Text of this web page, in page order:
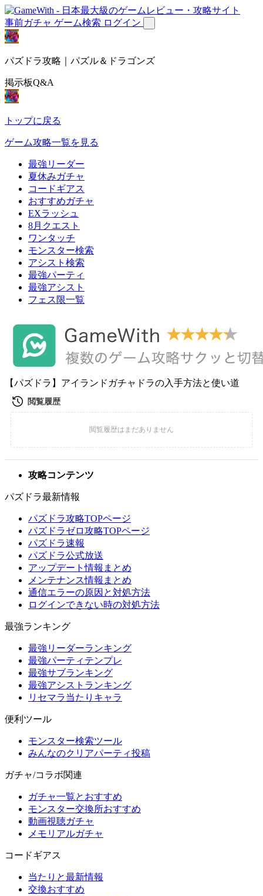
事前ガチャ ゲーム検索 ログイン
パズドラ攻略｜パズル＆ドラゴンズ
掲示板Q&A
トップに戻る
ゲーム攻略一覧を見る
最強リーダー
夏休みガチャ
コードギアス
おすすめガチャ
EXラッシュ
8月クエスト
ワンタッチ
モンスター検索
アシスト検索
最強パーティ
最強アシスト
フェス限一覧
【パズドラ】アイランドガチャドラの入手方法と使い道
攻略コンテンツ
パズドラ最新情報
パズドラ攻略TOPページ
パズドラゼロ攻略TOPページ
パズドラ速報
パズドラ公式放送
アップデート情報まとめ
メンテナンス情報まとめ
通信エラーの原因と対処方法
ログインできない時の対処方法
最強ランキング
最強リーダーランキング
最強パーティテンプレ
最強サブランキング
最強アシストランキング
リセマラ当たりキャラ
便利ツール
モンスター検索ツール
みんなのクリアパーティ投稿
ガチャ/コラボ関連
ガチャ一覧とおすすめ
モンスター交換所おすすめ
動画視聴ガチャ
メモリアルガチャ
コードギアス
当たりと最新情報
交換おすすめ